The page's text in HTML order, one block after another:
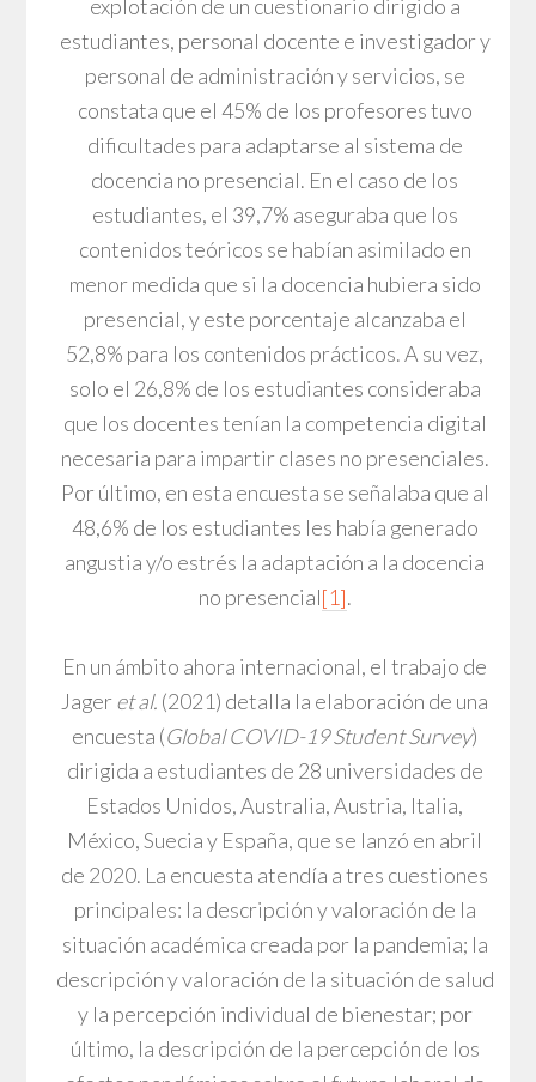
explotación de un cuestionario dirigido a
estudiantes, personal docente e investigador y
personal de administración y servicios, se
constata que el 45% de los profesores tuvo
dificultades para adaptarse al sistema de
docencia no presencial. En el caso de los
estudiantes, el 39,7% aseguraba que los
contenidos teóricos se habían asimilado en
menor medida que si la docencia hubiera sido
presencial, y este porcentaje alcanzaba el
52,8% para los contenidos prácticos. A su vez,
solo el 26,8% de los estudiantes consideraba
que los docentes tenían la competencia digital
necesaria para impartir clases no presenciales.
Por último, en esta encuesta se señalaba que al
48,6% de los estudiantes les había generado
angustia y/o estrés la adaptación a la docencia
no presencial[1].
En un ámbito ahora internacional, el trabajo de
Jageret al. (2021) detalla la elaboración de una
encuesta (Global COVID-19 Student Survey)
dirigida a estudiantes de 28 universidades de
Estados Unidos, Australia, Austria, Italia,
México, Suecia y España, que se lanzó en abril
de 2020. La encuesta atendía a tres cuestiones
principales: la descripción y valoración de la
situación académica creada por la pandemia; la
descripción y valoración de la situación de salud
y la percepción individual de bienestar; por
último, la descripción de la percepción de los